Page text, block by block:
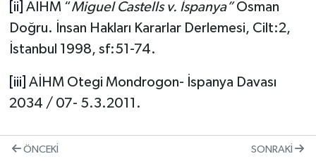
[ii] AİHM “Miguel Castells v. İspanya” Osman
Doğru. İnsan Hakları Kararlar Derlemesi, Cilt:2,
İstanbul 1998, sf:51-74.
[iii] AİHM Otegi Mondrogon- İspanya Davası
2034 / 07- 5.3.2011.
ÖNCEKI SONRAKI